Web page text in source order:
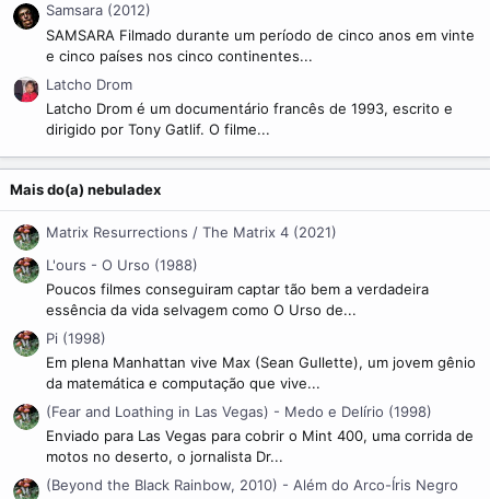
Samsara (2012)
SAMSARA Filmado durante um período de cinco anos em vinte
e cinco países nos cinco continentes...
Latcho Drom
Latcho Drom é um documentário francês de 1993, escrito e
dirigido por Tony Gatlif. O filme...
Mais do(a) nebuladex
Matrix Resurrections / The Matrix 4 (2021)
L'ours - O Urso (1988)
Poucos filmes conseguiram captar tão bem a verdadeira
essência da vida selvagem como O Urso de...
Pi (1998)
Em plena Manhattan vive Max (Sean Gullette), um jovem gênio
da matemática e computação que vive...
(Fear and Loathing in Las Vegas) - Medo e Delírio (1998)
Enviado para Las Vegas para cobrir o Mint 400, uma corrida de
motos no deserto, o jornalista Dr...
(Beyond the Black Rainbow, 2010) - Além do Arco-Íris Negro